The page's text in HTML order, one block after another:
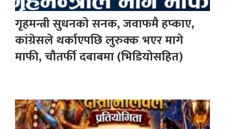
गृहमन्त्री सुधनको सनक, जवाफमै हप्काए,
कांग्रेसले थर्काएपछि लुरुक्क भएर मागे
माफी, चौतर्फी दबाबमा (भिडियोसहित)